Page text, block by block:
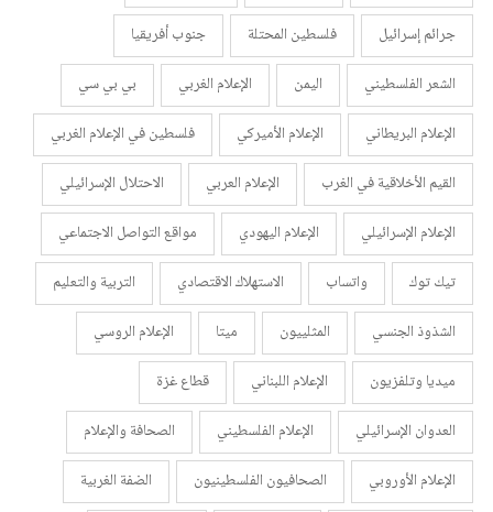
جرائم إسرائيل
فلسطين المحتلة
جنوب أفريقيا
الشعر الفلسطيني
اليمن الإعلام الغربي
بي بي سي
الإعلام البريطاني
الإعلام الأميركي
فلسطين في الإعلام الغربي
القيم الأخلاقية في الغرب
الإعلام العربي
الاحتلال الإسرائيلي
الإعلام الإسرائيلي
الإعلام اليهودي
مواقع التواصل الاجتماعي
تيك توك
واتساب الاستهلاك الاقتصادي
التربية والتعليم
الشذوذ الجنسي
المثلييون ميتا
الإعلام الروسي
ميديا وتلفزيون
الإعلام اللبناني
قطاع غزة
العدوان الإسرائيلي
الإعلام الفلسطيني
الصحافة والإعلام
الإعلام الأوروبي
الصحافيون الفلسطينيون الضفة الغربية